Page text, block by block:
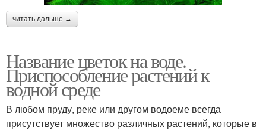
читать дальше →
Название цветок на воде.
Приспособление растений к
водной среде
В любом пруду, реке или другом водоеме всегда
присутствует множество различных растений, которые в